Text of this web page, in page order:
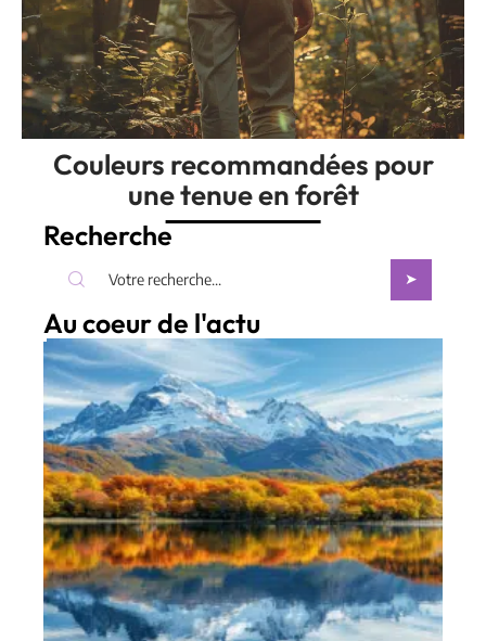
Couleurs recommandées pour
une tenue en forêt
Recherche
Au coeur de l'actu